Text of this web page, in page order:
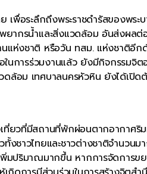
พื่อระลึกถึงพระราชดำรัสของพระ
ากรน้ำและสิ่งแวดล้อม อันส่งผลต่
ห่งชาติ หรือวัน ทสม. แห่งชาติอีก
นการร่วมงานแล้ว ยังมีกิจกรรมจิ
อม เทศบาลนครหัวหิน ยังได้เปิด
วที่มีสถานที่พักผ่อนตากอากาศริม
ชาวไทยและชาวต่างชาติจำนวน
ปริมาณมากขึ้น หากการจัดการขยะ